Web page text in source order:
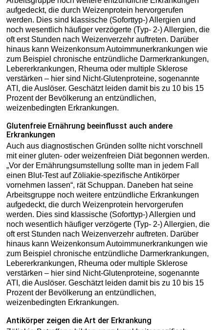
aufgedeckt, die durch Weizenprotein hervorgerufen
werden. Dies sind klassische (Soforttyp-) Allergien und
noch wesentlich häufiger verzögerte (Typ- 2-) Allergien, die
oft erst Stunden nach Weizenverzehr auftreten. Darüber
hinaus kann Weizenkonsum Autoimmunerkrankungen wie
zum Beispiel chronische entzündliche Darmerkrankungen,
Lebererkrankungen, Rheuma oder multiple Sklerose
verstärken – hier sind Nicht-Glutenproteine, sogenannte
ATI, die Auslöser. Geschätzt leiden damit bis zu 10 bis 15
Prozent der Bevölkerung an entzündlichen,
weizenbedingten Erkrankungen.
Glutenfreie Ernährung beeinflusst auch andere
Erkrankungen
Auch aus diagnostischen Gründen sollte nicht vorschnell
mit einer gluten- oder weizenfreien Diät begonnen werden.
„Vor der Ernährungsumstellung sollte man in jedem Fall
einen Blut-Test auf Zöliakie-spezifische Antikörper
vornehmen lassen“, rät Schuppan. Daneben hat seine
Arbeitsgruppe noch weitere entzündliche Erkrankungen
aufgedeckt, die durch Weizenprotein hervorgerufen
werden. Dies sind klassische (Soforttyp-) Allergien und
noch wesentlich häufiger verzögerte (Typ- 2-) Allergien, die
oft erst Stunden nach Weizenverzehr auftreten. Darüber
hinaus kann Weizenkonsum Autoimmunerkrankungen wie
zum Beispiel chronische entzündliche Darmerkrankungen,
Lebererkrankungen, Rheuma oder multiple Sklerose
verstärken – hier sind Nicht-Glutenproteine, sogenannte
ATI, die Auslöser. Geschätzt leiden damit bis zu 10 bis 15
Prozent der Bevölkerung an entzündlichen,
weizenbedingten Erkrankungen.
Antikörper zeigen die Art der Erkrankung